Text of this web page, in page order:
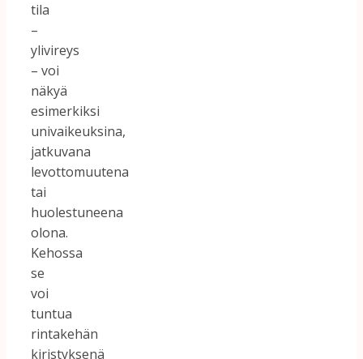
tila
–
ylivireys
– voi
näkyä
esimerkiksi
univaikeuksina,
jatkuvana
levottomuutena
tai
huolestuneena
olona.
Kehossa
se
voi
tuntua
rintakehän
kiristyksenä